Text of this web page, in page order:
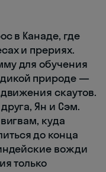
в Канаде, где
и прериях.
для обучения
природе —
скаутов.
Ян и Сэм.
куда
до конца
вожди
только